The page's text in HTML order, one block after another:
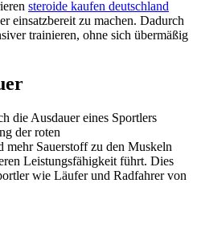
steroide kaufen deutschland
einsatzbereit zu machen. Dadurch
trainieren, ohne sich übermäßig
die Ausdauer eines Sportlers
der roten
Sauerstoff zu den Muskeln
Leistungsfähigkeit führt. Dies
wie Läufer und Radfahrer von